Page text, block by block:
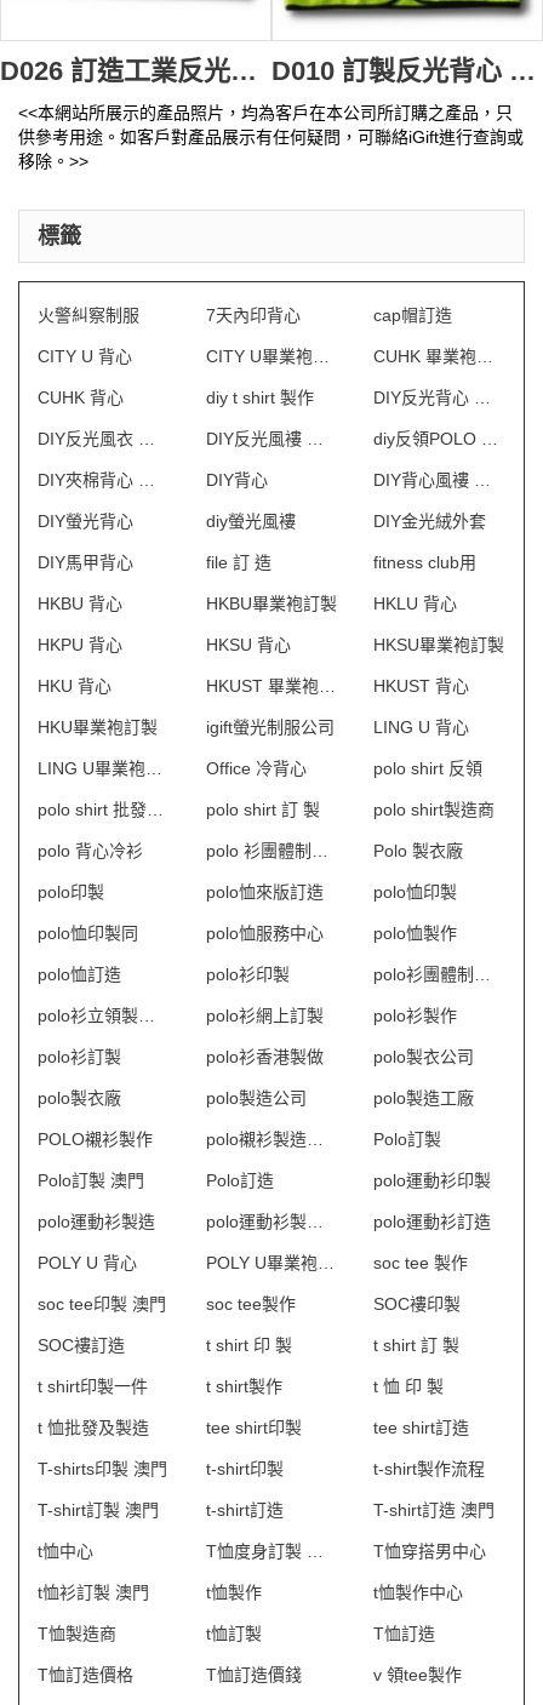
D026 訂造工業反光背心 地盤人員背心 訂製安全職業背心 工業反光背心批發商 D010 訂製反光背心 設計背心款式 訂購安全職業背心 反光背心製造商HK
<<本網站所展示的產品照片，均為客戶在本公司所訂購之產品，只
供參考用途。如客戶對產品展示有任何疑問，可聯絡iGift進行查詢或
移除。>>
標籤
火警糾察制服 7天內印背心 cap帽訂造
CITY U 背心
CUHK 背心 diy t shirt 製作
DIY背心
DIY螢光背心 diy螢光風褸 DIY金光絨外套
DIY馬甲背心 file 訂 造 fitness club用
HKBU 背心 HKBU畢業袍訂製 HKLU 背心
HKPU 背心 HKSU 背心 HKSU畢業袍訂製
HKU 背心 HKUST 背心
HKU畢業袍訂製 igift螢光制服公司 LING U 背心
Office 冷背心 polo shirt 反領
polo shirt 訂 製 polo shirt製造商
polo 背心冷衫 Polo 製衣廠
polo印製 polo恤來版訂造 polo恤印製
polo恤印製同 polo恤服務中心 polo恤製作
polo恤訂造 polo衫印製
polo衫網上訂製 polo衫製作
polo衫訂製 polo衫香港製做 polo製衣公司
polo製衣廠 polo製造公司 polo製造工廠
POLO襯衫製作 polo襯衫製造商HK Polo訂製
Polo訂製 澳門 Polo訂造 polo運動衫印製
polo運動衫製造 polo運動衫製造商香港 polo運動衫訂造
POLY U 背心 soc tee 製作
soc tee印製 澳門 soc tee製作 SOC褸印製
SOC褸訂造 t shirt 印 製 t shirt 訂 製
t shirt印製一件 t shirt製作 t 恤 印 製
t 恤批發及製造 tee shirt印製 tee shirt訂造
T-shirts印製 澳門 t-shirt印製 t-shirt製作流程
T-shirt訂製 澳門 t-shirt訂造 T-shirt訂造 澳門
t恤中心 T恤穿搭男中心
t恤衫訂製 澳門 t恤製作 t恤製作中心
T恤製造商 t恤訂製 T恤訂造
T恤訂造價格 T恤訂造價錢 v 領tee製作